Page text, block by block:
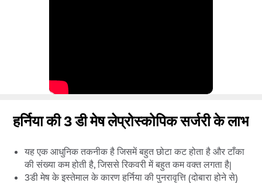
हर्निया की 3 डी मेष लेप्रोस्कोपिक सर्जरी के लाभ
यह एक आधुनिक तकनीक है जिसमें बहुत छोटा कट होता है और टाँका
की संख्या कम होती है, जिससे रिकवरी में बहुत कम वक्त लगता है|
3डी मेष के इस्तेमाल के कारण हर्निया की पुनरावृत्ति (दोबारा होने से)